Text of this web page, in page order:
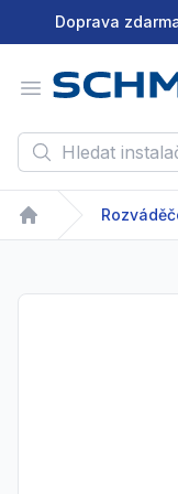
Doprava
Open menu
Hledat instalační
Home